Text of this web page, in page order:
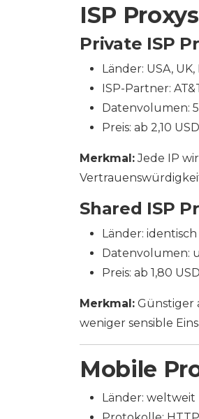
ISP
Private ISP
Länder: USA,
ISP-Partner:
Datenvolumen:
Preis: ab 2,10
Merkmal:Jede IP
Shared ISP
Länder:
Datenvolumen:
Preis: ab 1,80
Merkmal: Günstiger
weniger sensible
Mobile
Länder: weltweit